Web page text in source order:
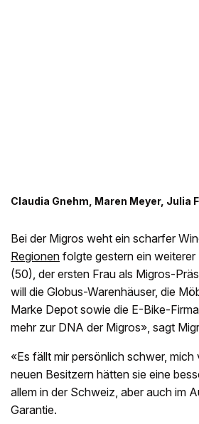
Claudia Gnehm, Maren Meyer, Julia
Bei der Migros weht ein scharfer
Regionen folgte gestern ein
(50), der ersten Frau als Migros-
will die Globus-Warenhäuser, die
Marke Depot sowie die E-Bike-
mehr zur DNA der Migros», sagt
«Es fällt mir persönlich schwer,
neuen Besitzern hätten sie eine
allem in der Schweiz, aber auch im
Garantie.